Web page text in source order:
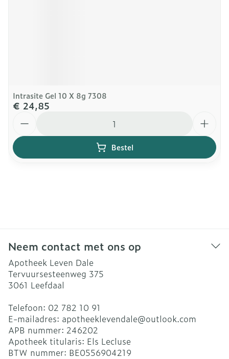
Intrasite Gel 10 X 8g 7308
€ 24,85
Bestel
Neem contact met ons op
Apotheek Leven Dale
Tervuursesteenweg 375
3061 Leefdaal
Telefoon: 02 782 10 91
E-mailadres: apotheeklevendale@outlook.com
APB nummer: 246202
Apotheek titularis: Els Lecluse
BTW nummer: BE0556904219